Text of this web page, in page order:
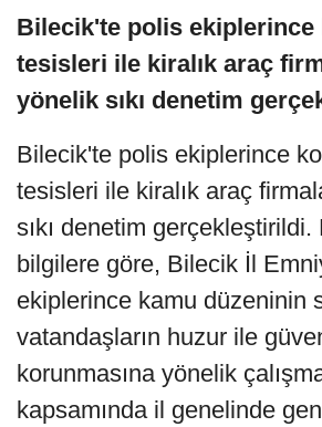
Bilecik'te polis ekiplerince
tesisleri ile kiralık araç
yönelik sıkı denetim
Bilecik'te polis ekiplerince
tesisleri ile kiralık araç
sıkı denetim gerçekleştirildi.
bilgilere göre, Bilecik İl
ekiplerince kamu düzeninin
vatandaşların huzur ile
korunmasına yönelik
kapsamında il genelinde